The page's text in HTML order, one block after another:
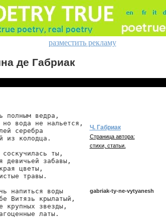
разместить рекламу
де Габриак
полным ведра,
но вода не нальется,
серебра
из колодца.
ты,
девичьей забавы,
цветы,
травы.
напиться воды
Витязь крылатый,
крупных звезды,
латы.
Ч. Габриак
Страница автора:
стихи, статьи.
gabriak-ty-ne-vytyanesh